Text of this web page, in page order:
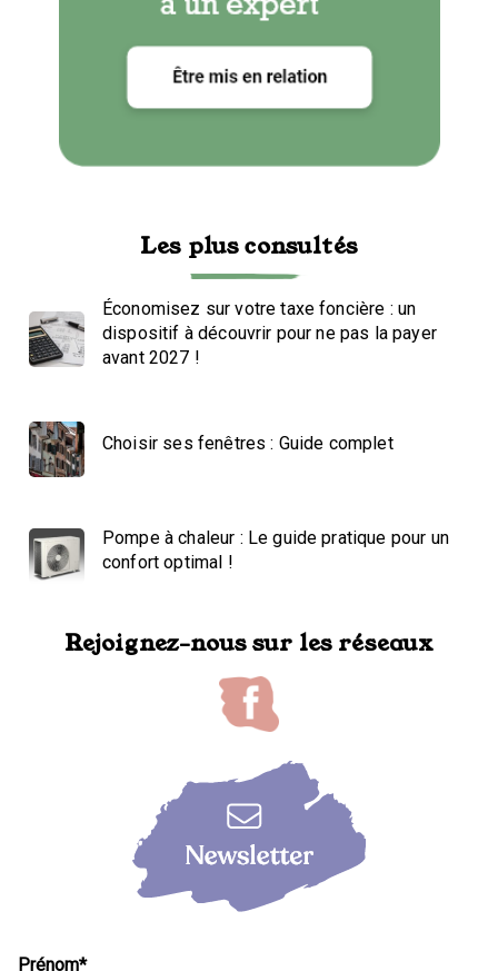
Les plus consultés
Économisez sur votre taxe foncière : un
dispositif à découvrir pour ne pas la payer
avant 2027 !
Choisir ses fenêtres : Guide complet
Pompe à chaleur : Le guide pratique pour un
confort optimal !
Rejoignez-nous sur les réseaux